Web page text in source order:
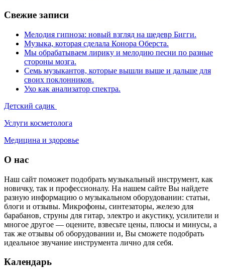
Свежие записи
Мелодия гипноза: новый взгляд на шедевр Бигги.
Музыка, которая сделала Конора Оберста.
Мы обрабатываем лирику и мелодию песни по разные
стороны мозга.
Семь музыкантов, которые вышли выше и дальше для
своих поклонников.
Ухо как анализатор спектра.
Детский садик
Услуги косметолога
Медицина и здоровье
О нас
Наш сайт поможет подобрать музыкальный инструмент, как
новичку, так и профессионалу. На нашем сайте Вы найдете
разную информацию о музыкальном оборудовании: статьи,
блоги и отзывы. Микрофоны, синтезаторы, железо для
барабанов, струны для гитар, электро и акустику, усилители и
многое другое — оцените, взвесьте цены, плюсы и минусы, а
так же отзывы об оборудовании и, Вы сможете подобрать
идеальное звучание инструмента лично для себя.
Календарь